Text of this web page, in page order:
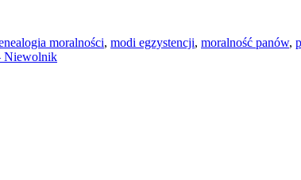
moralności, modi egzystencji, moralność panów,
Niewolnik